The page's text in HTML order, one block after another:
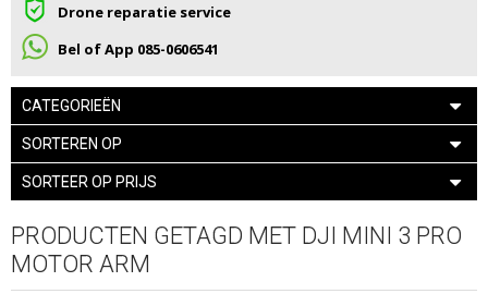
Drone reparatie service
Bel of App 085-0606541
CATEGORIEËN
SORTEREN OP
SORTEER OP PRIJS
PRODUCTEN GETAGD MET DJI MINI 3 PRO
MOTOR ARM